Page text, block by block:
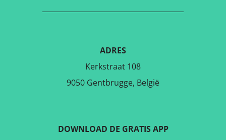
ADRES
Kerkstraat 108
9050 Gentbrugge, België
DOWNLOAD DE GRATIS APP